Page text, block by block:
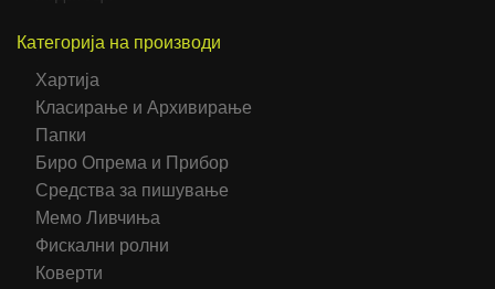
Категорија на производи
Хартија
Класирање и Архивирање
Папки
Биро Опрема и Прибор
Средства за пишување
Мемо Ливчиња
Фискални ролни
Коверти